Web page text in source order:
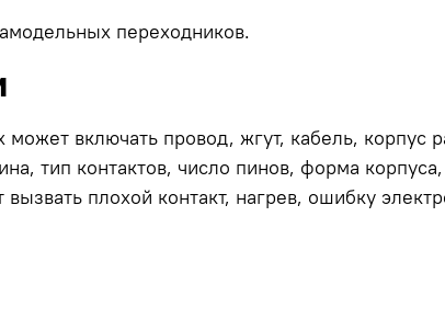
переходников.
включать провод, жгут, кабель, корпус
тип контактов, число пинов, форма
плохой контакт, нагрев, ошибку